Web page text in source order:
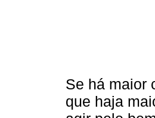
Se há maior
que haja